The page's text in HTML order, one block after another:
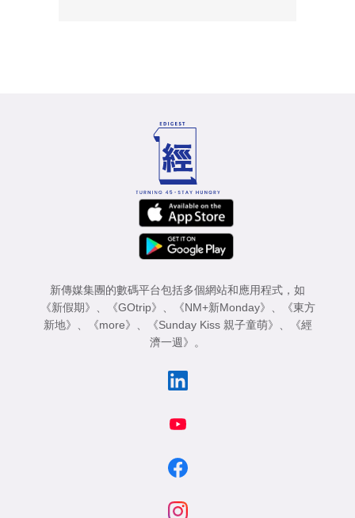
新傳媒集團的數碼平台包括多個網站和應用程式，如
《新假期》
《GOtrip》 《NM+新Monday》
《東方
新地》
《more》 《Sunday Kiss 親子童萌》
《經
濟一週》
。